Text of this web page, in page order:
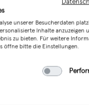
unserer Besucherdaten
Inhalte anzuzeigen
zu bieten. Für weitere
öffne bitte die Einstellungen.